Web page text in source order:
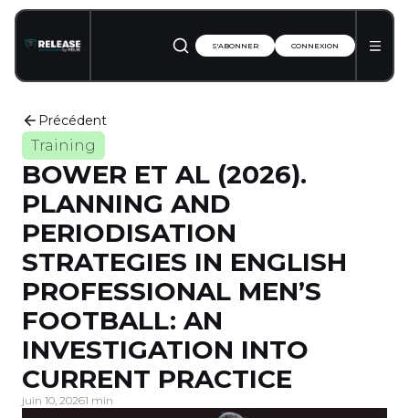
S'ABONNER CONNEXION
Précédent
Training
BOWER ET AL (2026).
PLANNING AND
PERIODISATION
STRATEGIES IN ENGLISH
PROFESSIONAL MEN’S
FOOTBALL: AN
INVESTIGATION INTO
CURRENT PRACTICE
juin 10, 20261 min